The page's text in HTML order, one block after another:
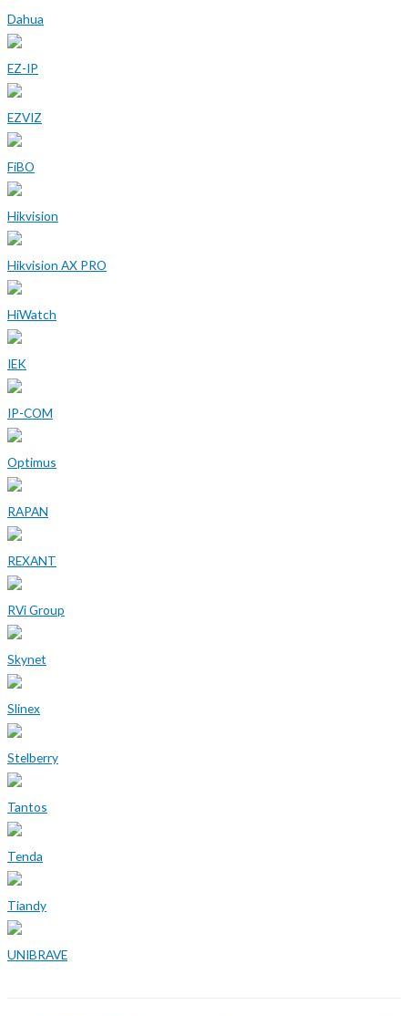
Dahua
EZ-IP
EZVIZ
FiBO
Hikvision
Hikvision AX PRO
HiWatch
IEK
IP-COM
Optimus
RAPAN
REXANT
RVi Group
Skynet
Slinex
Stelberry
Tantos
Tenda
Tiandy
UNIBRAVE